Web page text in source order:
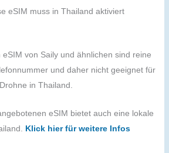
eSIM muss in Thailand aktiviert
von Saily und ähnlichen sind reine
und daher nicht geeignet für
in Thailand.
eSIM bietet auch eine lokale
Klick hier für weitere Infos